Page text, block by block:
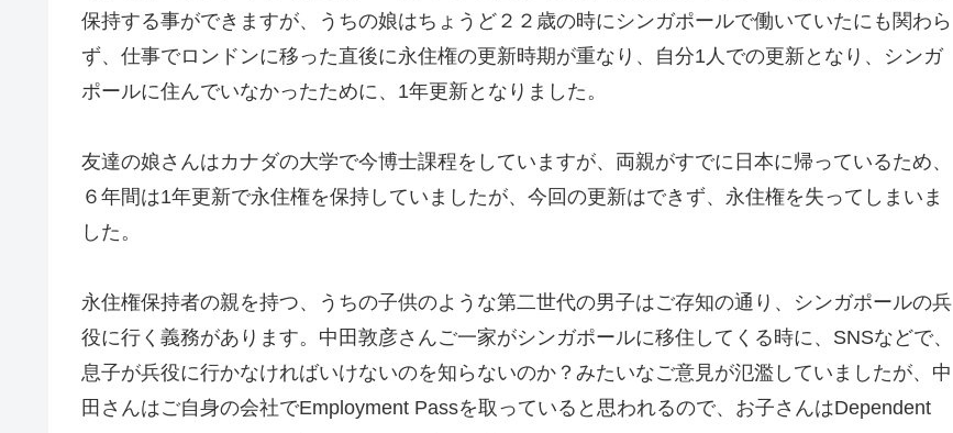
保持する事ができますが、うちの娘はちょうど２２歳の時にシンガポールで働いていたにも関わら
ず、仕事でロンドンに移った直後に永住権の更新時期が重なり、自分1人での更新となり、シンガ
ポールに住んでいなかったために、1年更新となりました。
友達の娘さんはカナダの大学で今博士課程をしていますが、両親がすでに日本に帰っているため、
６年間は1年更新で永住権を保持していましたが、今回の更新はできず、永住権を失ってしまいま
した。
永住権保持者の親を持つ、うちの子供のような第二世代の男子はご存知の通り、シンガポールの兵
役に行く義務があります。中田敦彦さんご一家がシンガポールに移住してくる時に、SNSなどで、
息子が兵役に行かなければいけないのを知らないのか？みたいなご意見が氾濫していましたが、中
田さんはご自身の会社でEmployment Passを取っていると思われるので、お子さんはDependent